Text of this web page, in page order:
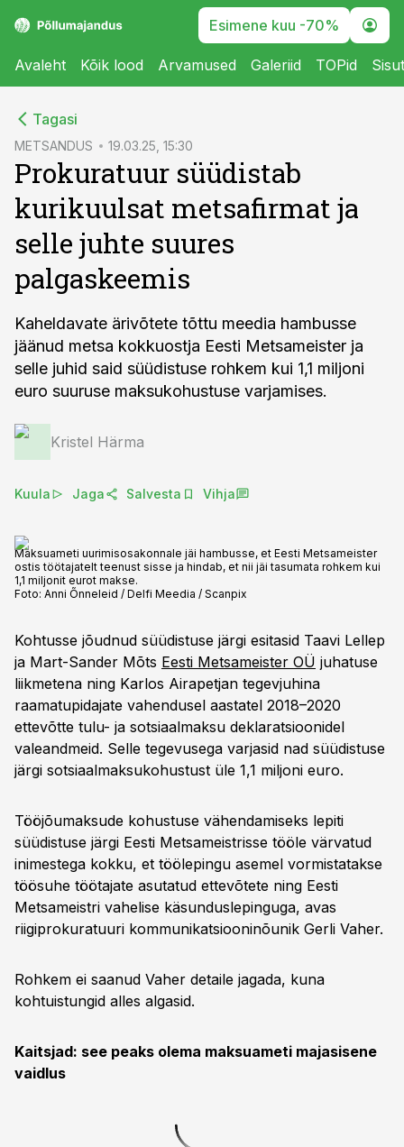
Esimene kuu -70%
Avaleht Kõik lood Arvamused Galeriid TOPid
Tagasi
METSANDUS 19.03.25, 15:30
Prokuratuur süüdistab
kurikuulsat metsafirmat ja
selle juhte suures
palgaskeemis
Kaheldavate ärivõtete tõttu meedia hambusse
jäänud metsa kokkuostja Eesti Metsameister ja
selle juhid said süüdistuse rohkem kui 1,1 miljoni
euro suuruse maksukohustuse varjamises.
Kristel Härma
Kuula Jaga Salvesta Vihja
Maksuameti uurimisosakonnale jäi hambusse, et Eesti Metsameister
ostis töötajatelt teenust sisse ja hindab, et nii jäi tasumata rohkem kui
1,1 miljonit eurot makse.
Foto: Anni Õnneleid / Delfi Meedia / Scanpix
Kohtusse jõudnud süüdistuse järgi esitasid Taavi Lellep
ja Mart-Sander Mõts Eesti Metsameister OÜ juhatuse
liikmetena ning Karlos Airapetjan tegevjuhina
raamatupidajate vahendusel aastatel 2018–2020
ettevõtte tulu- ja sotsiaalmaksu deklaratsioonidel
valeandmeid. Selle tegevusega varjasid nad süüdistuse
järgi sotsiaalmaksukohustust üle 1,1 miljoni euro.
Tööjõumaksude kohustuse vähendamiseks lepiti
süüdistuse järgi Eesti Metsameistrisse tööle värvatud
inimestega kokku, et töölepingu asemel vormistatakse
töösuhe töötajate asutatud ettevõtete ning Eesti
Metsameistri vahelise käsunduslepinguga, avas
riigiprokuratuuri kommunikatsiooninõunik Gerli Vaher.
Rohkem ei saanud Vaher detaile jagada, kuna
kohtuistungid alles algasid.
Kaitsjad: see peaks olema maksuameti majasisene
vaidlus